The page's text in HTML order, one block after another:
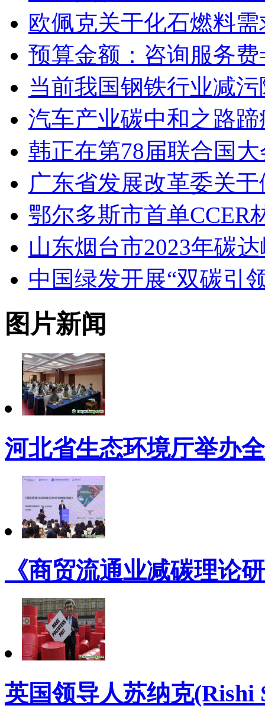
欧佩克关于化石燃料
预算金额：咨询服务
当前我国钢铁行业减
汽车产业碳中和之路
韩正在第78届联合国
广东省发展改革委关
鄂尔多斯市首单CCER
山东烟台市2023年碳
中国绿发开展“双碳引
图片新闻
河北省生态环境厅举办
《商贸流通业减碳理论
英国领导人苏纳克(Rishi